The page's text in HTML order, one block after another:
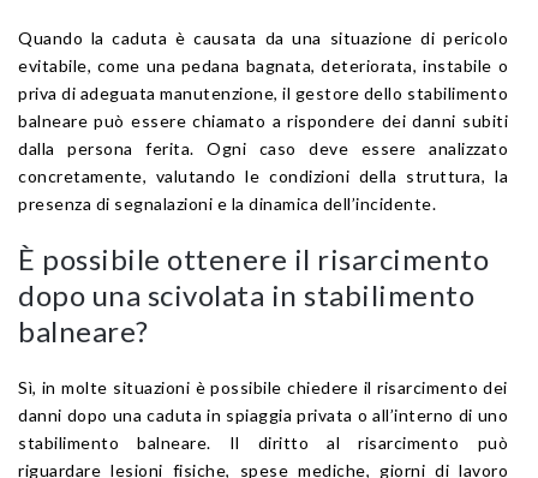
Quando la caduta è causata da una situazione di pericolo
evitabile, come una pedana bagnata, deteriorata, instabile o
priva di adeguata manutenzione, il gestore dello stabilimento
balneare può essere chiamato a rispondere dei danni subiti
dalla persona ferita. Ogni caso deve essere analizzato
concretamente, valutando le condizioni della struttura, la
presenza di segnalazioni e la dinamica dell’incidente.
È possibile ottenere il risarcimento
dopo una scivolata in stabilimento
balneare?
Sì, in molte situazioni è possibile chiedere il risarcimento dei
danni dopo una caduta in spiaggia privata o all’interno di uno
stabilimento balneare. Il diritto al risarcimento può
riguardare lesioni fisiche, spese mediche, giorni di lavoro